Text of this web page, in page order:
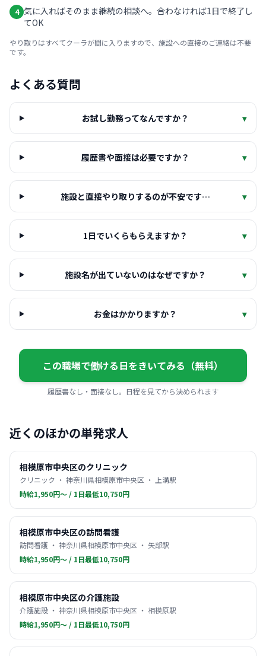
4 気に入ればそのまま継続の相談へ。合わなければ1日で終了し
てOK
やり取りはすべてクーラが間に入りますので、施設への直接のご連絡は不要
です。
よくある質問
お試し勤務ってなんですか？ ▾
履歴書や面接は必要ですか？ ▾
施設と直接やり取りするのが不安です… ▾
1日でいくらもらえますか？ ▾
施設名が出ていないのはなぜですか？ ▾
お金はかかりますか？ ▾
この職場で働ける日をきいてみる（無料）
履歴書なし・面接なし。日程を見てから決められます
近くのほかの単発求人
相模原市中央区のクリニック
クリニック ・ 神奈川県相模原市中央区 ・ 上溝駅
時給1,950円〜 / 1日最低10,750円
相模原市中央区の訪問看護
訪問看護 ・ 神奈川県相模原市中央区 ・ 矢部駅
時給1,950円〜 / 1日最低10,750円
相模原市中央区の介護施設
介護施設 ・ 神奈川県相模原市中央区 ・ 相模原駅
時給1,950円〜 / 1日最低10,750円